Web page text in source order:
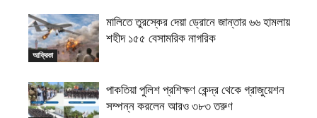
আফ্রিকা
মালিতে তুরস্কের দেয়া ড্রোনে জান্তার ৬৬ হামলায়
শহীদ ১৫৫ বেসামরিক নাগরিক
পাকতিয়া পুলিশ প্রশিক্ষণ কেন্দ্র থেকে গ্রাজুয়েশন
সম্পন্ন করলেন আরও ৩৮৩ তরুণ